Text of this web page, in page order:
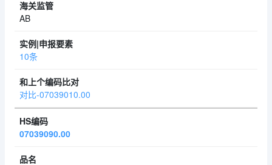
AB
10条
对比-07039010.00
07039090.00